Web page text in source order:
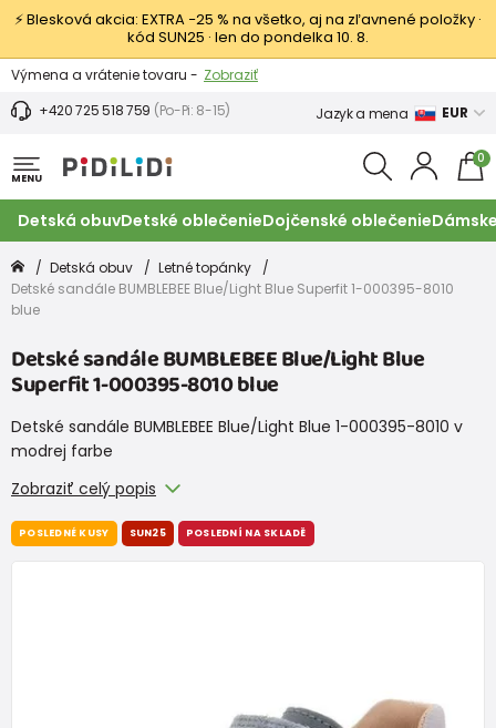
⚡ Blesková akcia: EXTRA −25 % na všetko, aj na zľavnené položky ·
kód SUN25 · len do pondelka 10. 8.
Výmena a vrátenie tovaru - Zobraziť
Zľava 3,80 EUR na prvý nákup - Podmienky
+420 725 518 759 (Po-Pi: 8-15) Jazyk a mena EUR
MENU
0
Detská obuvDetské oblečenieDojčenské oblečenie
Detská obuv
Letné topánky
Detské sandále BUMBLEBEE Blue/Light Blue Superfit 1-000395-8010
blue
Detské sandále BUMBLEBEE Blue/Light Blue
Superfit 1-000395-8010 blue
Detské sandále BUMBLEBEE Blue/Light Blue 1-000395-8010 v
modrej farbe
Zobraziť celý popis
POSLEDNÉ KUSY SUN25 POSLEDNÍ NA SKLADĚ